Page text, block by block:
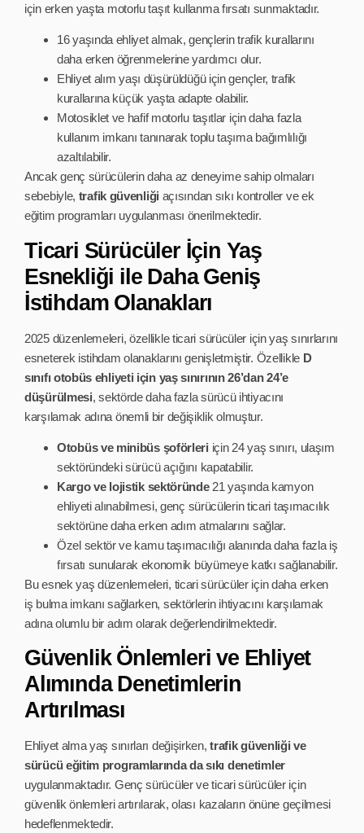
için erken yaşta motorlu taşıt kullanma fırsatı sunmaktadır.
16 yaşında ehliyet almak, gençlerin trafik kurallarını
daha erken öğrenmelerine yardımcı olur.
Ehliyet alım yaşı düşürüldüğü için gençler, trafik
kurallarına küçük yaşta adapte olabilir.
Motosiklet ve hafif motorlu taşıtlar için daha fazla
kullanım imkanı tanınarak toplu taşıma bağımlılığı
azaltılabilir.
Ancak genç sürücülerin daha az deneyime sahip olmaları
sebebiyle, trafik güvenliği açısından sıkı kontroller ve ek
eğitim programları uygulanması önerilmektedir.
Ticari Sürücüler İçin Yaş
Esnekliği ile Daha Geniş
İstihdam Olanakları
2025 düzenlemeleri, özellikle ticari sürücüler için yaş sınırlarını
esneterek istihdam olanaklarını genişletmiştir. Özellikle D
sınıfı otobüs ehliyeti için yaş sınırının 26’dan 24’e
düşürülmesi, sektörde daha fazla sürücü ihtiyacını
karşılamak adına önemli bir değişiklik olmuştur.
Otobüs ve minibüs şoförleri için 24 yaş sınırı, ulaşım
sektöründeki sürücü açığını kapatabilir.
Kargo ve lojistik sektöründe21 yaşında kamyon
ehliyeti alınabilmesi, genç sürücülerin ticari taşımacılık
sektörüne daha erken adım atmalarını sağlar.
Özel sektör ve kamu taşımacılığı alanında daha fazla iş
fırsatı sunularak ekonomik büyümeye katkı sağlanabilir.
Bu esnek yaş düzenlemeleri, ticari sürücüler için daha erken
iş bulma imkanı sağlarken, sektörlerin ihtiyacını karşılamak
adına olumlu bir adım olarak değerlendirilmektedir.
Güvenlik Önlemleri ve Ehliyet
Alımında Denetimlerin
Artırılması
Ehliyet alma yaş sınırları değişirken,trafik güvenliği ve
sürücü eğitim programlarında da sıkı denetimler
uygulanmaktadır. Genç sürücüler ve ticari sürücüler için
güvenlik önlemleri artırılarak, olası kazaların önüne geçilmesi
hedeflenmektedir.